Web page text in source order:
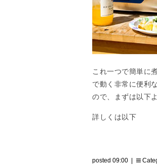
これ一つで簡単に
で動く非常に便利
ので、まずは以下
詳しくは以下
posted 09:00 |